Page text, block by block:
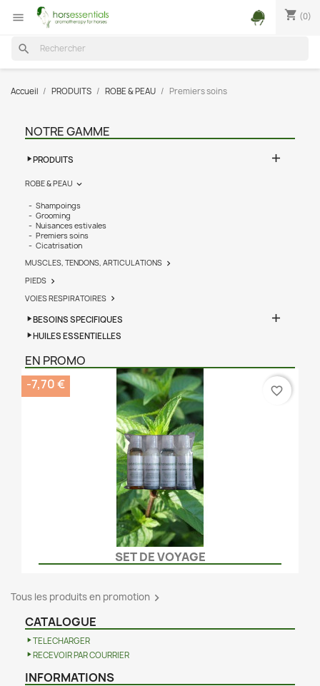
 shopping_cart (0)
search
Accueil PRODUITS ROBE & PEAU Premiers soins
NOTRE GAMME
PRODUITS 
ROBE & PEAU 
Shampoings
Grooming
Nuisances estivales
Premiers soins
Cicatrisation
MUSCLES, TENDONS, ARTICULATIONS 
PIEDS 
VOIES RESPIRATOIRES 
BESOINS SPECIFIQUES 
HUILES ESSENTIELLES
EN PROMO
SET DE VOYAGE
-7,70 € favorite_border
Tous les produits en promotion 
CATALOGUE
TELECHARGER
RECEVOIR PAR COURRIER
INFORMATIONS